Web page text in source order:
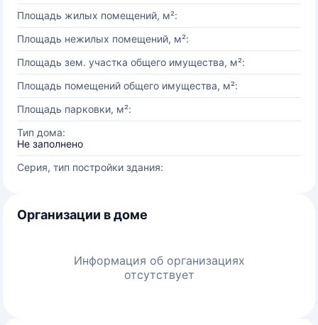
Площадь жилых помещений, м²:
Площадь нежилых помещений, м²:
Площадь зем. участка общего имущества, м²:
Площадь помещений общего имущества, м²:
Площадь парковки, м²:
Тип дома:
Не заполнено
Серия, тип постройки здания:
Организации в доме
Информация об организациях
отсутствует